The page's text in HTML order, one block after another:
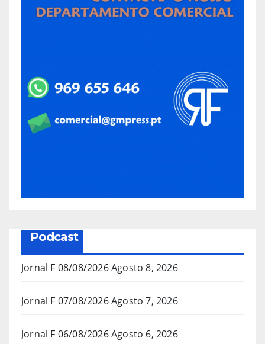
Podcast
Jornal F 08/08/2026Agosto 8, 2026
Jornal F 07/08/2026Agosto 7, 2026
Jornal F 06/08/2026Agosto 6, 2026